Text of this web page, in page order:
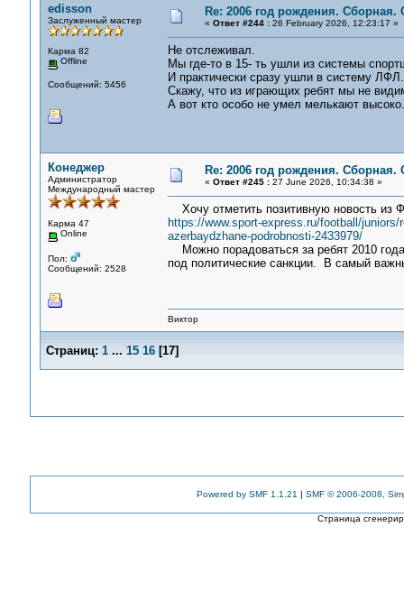
edisson
Заслуженный мастер
Карма 82
Offline
Сообщений: 5456
Re: 2006 год рождения.
« Ответ #244 :26 February 2026, 12:23:17 »
Не отслеживал.
Мы где-то в 15- ть ушли из системы
И практически сразу ушли в систему
Скажу, что из играющих ребят мы не
А вот кто особо не умел мелькают
Конеджер
Администратор
Международный мастер
Карма 47
Online
Пол:
Сообщений: 2528
Re: 2006 год рождения.
« Ответ #245 :27 June 2026, 10:34:38 »
Хочу отметить позитивную новость
https://www.sport-express.ru/football/
azerbaydzhane-podrobnosti-2433979/
Можно порадоваться за ребят 2010
под политические санкции. В самый
Виктор
Страниц: 1 ... 15 16[17]
Powered by SMF 1.1.21 | SMF © 2006-2008,
Страница